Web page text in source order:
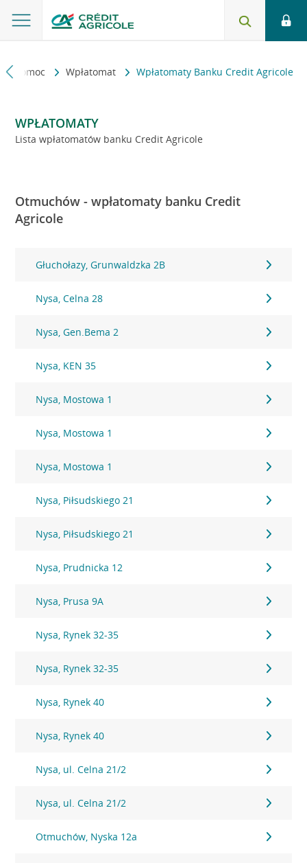
i pomoc Wpłatomat Wpłatomaty Banku Credit Agricole
WPŁATOMATY
Lista wpłatomatów banku Credit Agricole
Otmuchów - wpłatomaty banku Credit
Agricole
Głuchołazy, Grunwaldzka 2B
Nysa, Celna 28
Nysa, Gen.Bema 2
Nysa, KEN 35
Nysa, Mostowa 1
Nysa, Mostowa 1
Nysa, Mostowa 1
Nysa, Piłsudskiego 21
Nysa, Piłsudskiego 21
Nysa, Prudnicka 12
Nysa, Prusa 9A
Nysa, Rynek 32-35
Nysa, Rynek 32-35
Nysa, Rynek 40
Nysa, Rynek 40
Nysa, ul. Celna 21/2
Nysa, ul. Celna 21/2
Otmuchów, Nyska 12a